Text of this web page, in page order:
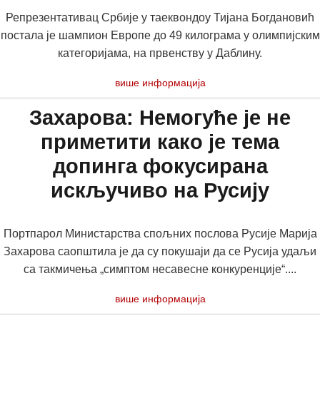
Репрезентативац Србије у таеквондоу Тијана Богдановић
постала је шампион Европе до 49 килограма у олимпијским
категоријама, на првенству у Даблину.
више информација
Захарова: Немогуће је не
приметити како je тема
допинга фокусирана
искључиво на Русију
Портпарол Министарства спољних послова Русије Марија
Захарова саопштила је да су покушаји да се Русија удаљи
са такмичења „симптом несавесне конкуренције“....
више информација